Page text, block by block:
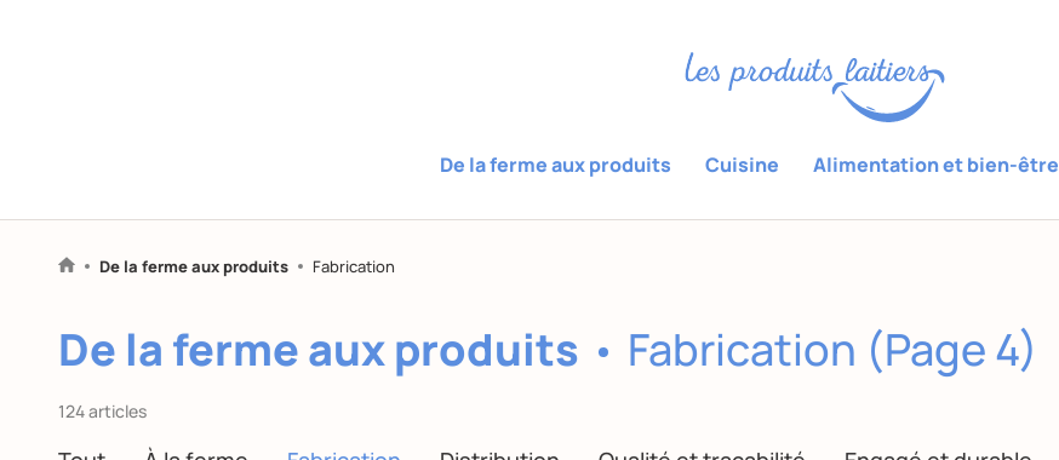
De la ferme aux produits Cuisine Alimentation et bien-être
De la ferme aux produits Fabrication
De la ferme aux produits Fabrication (Page 4)
124 articles